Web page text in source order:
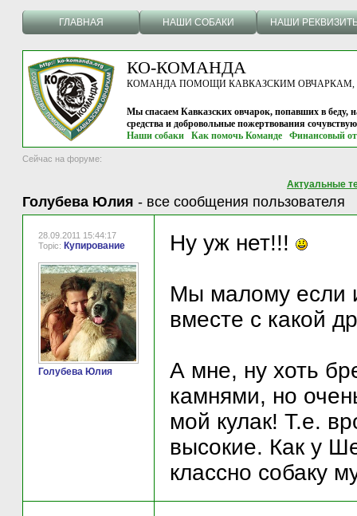
ГЛАВНАЯ НАШИ СОБАКИ НАШИ
КО-КОМАНДА
КОМАНДА ПОМОЩИ КАВКАЗСКИМ ОВЧАРКАМ, г.
Мы спасаем Кавказских овчарок, попавших в беду,
средства и добровольные пожертвования
Наши собаки
Как помочь Команде Финансовый
Сейчас на форуме:
Актуальные
Голубева Юлия - все сообщения пользователя
28.09.2011 15:44:17
Topic: Купирование
Голубева Юлия
Ну уж нет!!!
Мы малому если
вместе с какой
А мне, ну хоть
камнями, но
мой кулак! Т.е.
высокие. Как у
классно собаку